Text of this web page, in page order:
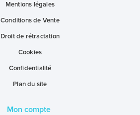
Mentions légales
Conditions de Vente
Droit de rétractation
Cookies
Confidentialité
Plan du site
Mon compte